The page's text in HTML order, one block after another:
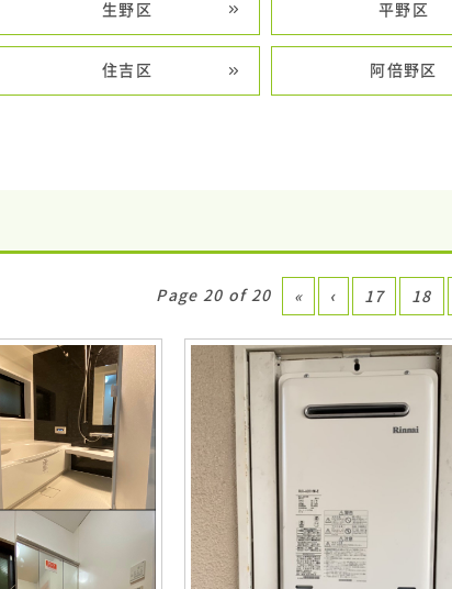
生野区 平野区
住吉区 阿倍野区
Page 20 of 20 « ‹ 17 18